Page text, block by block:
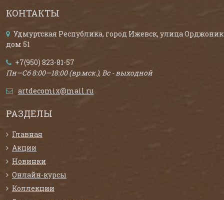
КОНТАКТЫ
Удмуртская Республика, город Ижевск, улица
дом 51
+7(950) 823-81-57
Пн—Сб 8:00—18:00 (вр.мск.), Вс - выходной
artdecomix@mail.ru
РАЗДЕЛЫ
Главная
Акции
Новинки
Онлайн-курсы
Коллекции